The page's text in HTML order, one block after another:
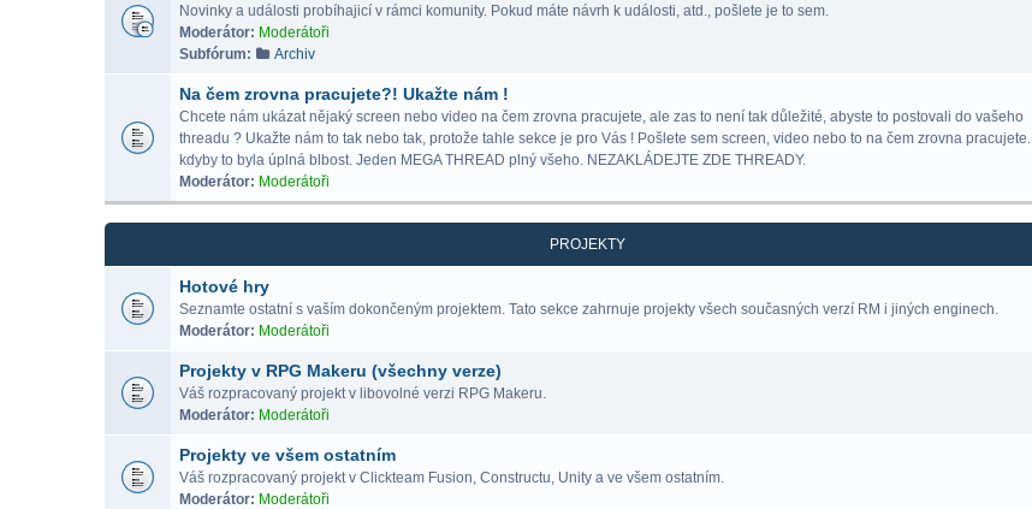
Novinky a události probíhajicí v rámci komunity. Pokud máte návrh k události, atd., pošlete je to sem.
Moderátor: Moderátoři
Subfórum:
Archiv
Na čem zrovna pracujete?! Ukažte nám !
Chcete nám ukázat nějaký screen nebo video na čem zrovna pracujete, ale zas to není tak důležité, abyste to postovali do vašeho
threadu ? Ukažte nám to tak nebo tak, protože tahle sekce je pro Vás ! Pošlete sem screen, video nebo to na čem zrovna pracujete. I
kdyby to byla úplná blbost. Jeden MEGA THREAD plný všeho. NEZAKLÁDEJTE ZDE THREADY.
Moderátor: Moderátoři
PROJEKTY
Hotové hry
Seznamte ostatní s vaším dokončeným projektem. Tato sekce zahrnuje projekty všech současných verzí RM i jiných enginech.
Moderátor: Moderátoři
Projekty v RPG Makeru (všechny verze)
Váš rozpracovaný projekt v libovolné verzi RPG Makeru.
Moderátor: Moderátoři
Projekty ve všem ostatním
Váš rozpracovaný projekt v Clickteam Fusion, Constructu, Unity a ve všem ostatním.
Moderátor: Moderátoři